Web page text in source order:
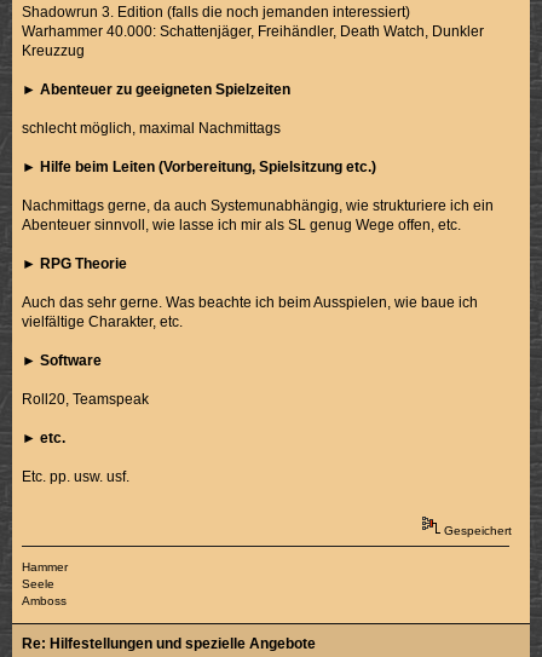
Shadowrun 3. Edition (falls die noch jemanden interessiert)
Warhammer 40.000: Schattenjäger, Freihändler, Death Watch, Dunkler
Kreuzzug
►Abenteuer zu geeigneten Spielzeiten
schlecht möglich, maximal Nachmittags
►Hilfe beim Leiten (Vorbereitung, Spielsitzung etc.)
Nachmittags gerne, da auch Systemunabhängig, wie strukturiere ich ein
Abenteuer sinnvoll, wie lasse ich mir als SL genug Wege offen, etc.
►RPG Theorie
Auch das sehr gerne. Was beachte ich beim Ausspielen, wie baue ich
vielfältige Charakter, etc.
►Software
Roll20, Teamspeak
►etc.
Etc. pp. usw. usf.
Gespeichert
Hammer
Seele
Amboss
Re: Hilfestellungen und spezielle Angebote